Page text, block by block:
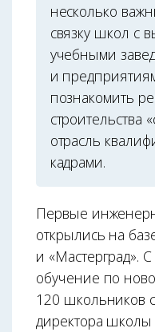
несколько
связку школ с
учебными
и
познакомить
строительства
отрасль
кадрами.
Первые
открылись на
и «Мастерград».
обучение по
120 школьников
директора